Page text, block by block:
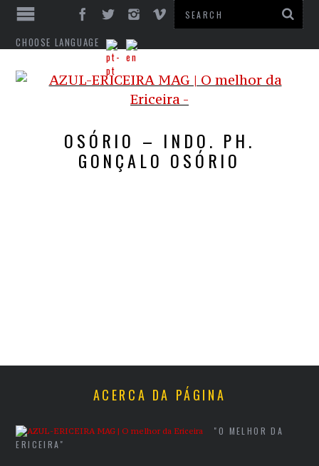
CHOOSE LANGUAGE
OSÓRIO – INDO. PH.
GONÇALO OSÓRIO
ACERCA DA PÁGINA
"O MELHOR DA
ERICEIRA"